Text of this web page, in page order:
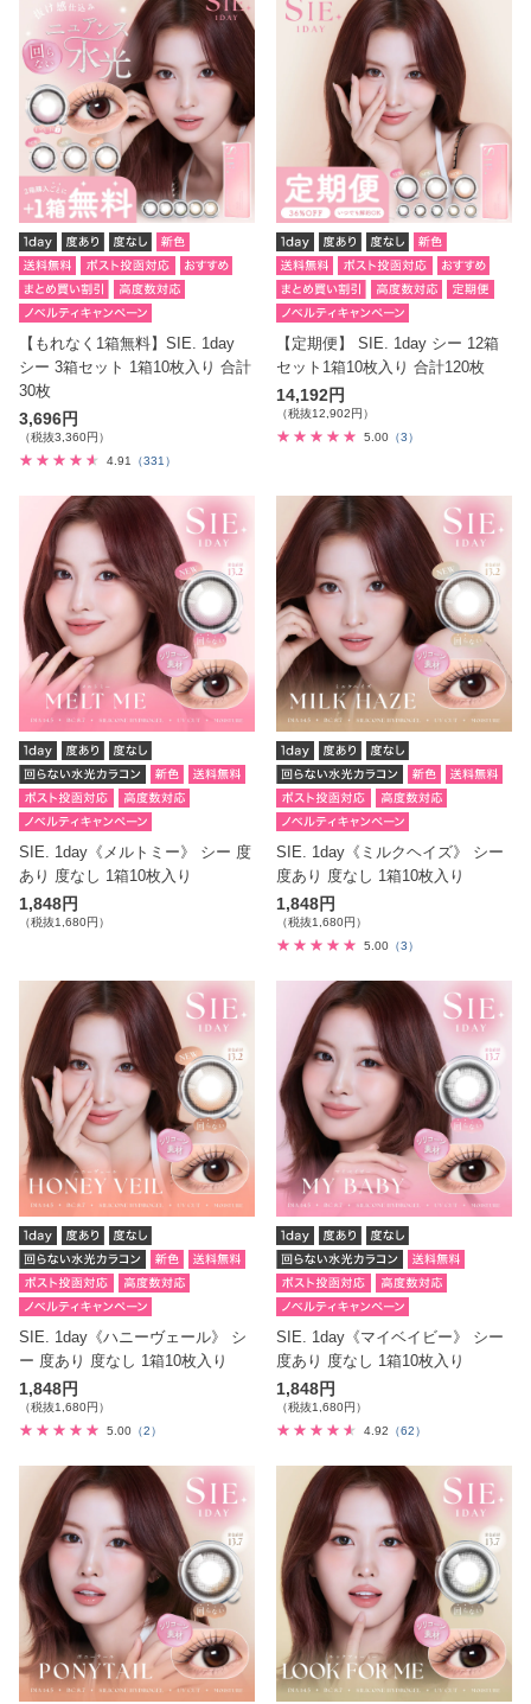
【もれなく1箱無料】SIE. 1day
シー 3箱セット 1箱10枚入り 合計
30枚
3,696円
（税抜3,360円）
4.91 （331）
【定期便】 SIE. 1day シー 12箱
セット1箱10枚入り 合計120枚
14,192円
（税抜12,902円）
5.00 （3）
SIE. 1day《メルトミー》 シー 度
あり 度なし 1箱10枚入り
1,848円
（税抜1,680円）
SIE. 1day《ミルクヘイズ》 シー
度あり 度なし 1箱10枚入り
1,848円
（税抜1,680円）
5.00 （3）
SIE. 1day《ハニーヴェール》 シ
ー 度あり 度なし 1箱10枚入り
1,848円
（税抜1,680円）
5.00 （2）
SIE. 1day《マイベイビー》 シー
度あり 度なし 1箱10枚入り
1,848円
（税抜1,680円）
4.92
（62）